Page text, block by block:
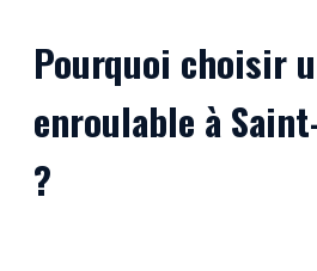
Pourquoi choisir
enroulable à
?